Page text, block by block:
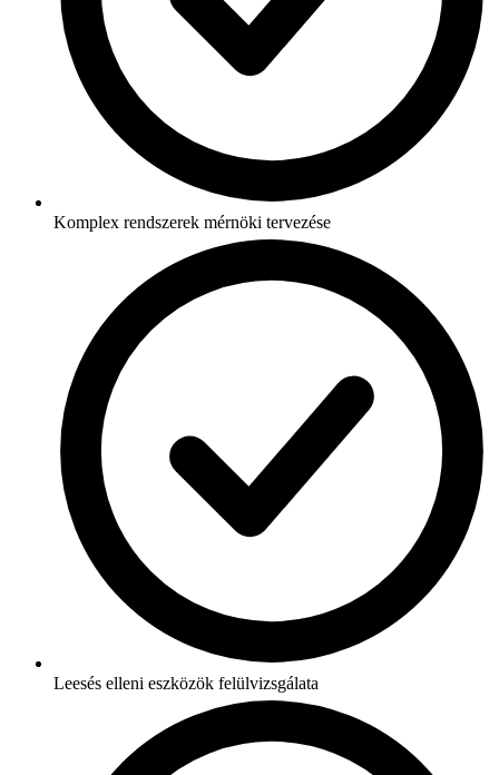
Komplex rendszerek mérnöki tervezése
Leesés elleni eszközök felülvizsgálata